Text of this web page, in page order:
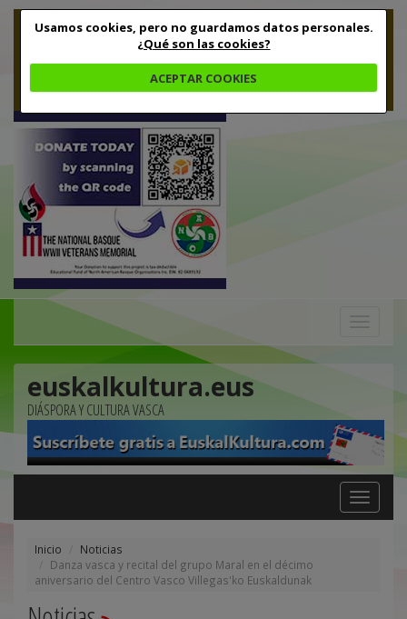
Usamos cookies, pero no guardamos datos personales.
¿Qué son las cookies?
ACEPTAR COOKIES
euskalkultura.eus
DIÁSPORA Y CULTURA VASCA
Toggle
navigation
Inicio
Noticias
Danza vasca y recital del grupo Maral en el décimo
aniversario del Centro Vasco Villegas'ko Euskaldunak